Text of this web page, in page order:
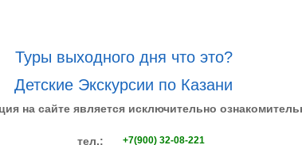
Туры выходного дня что это?
Детские Экскурсии по Казани
на сайте является исключительно
тел.: +7(900) 32-08-221